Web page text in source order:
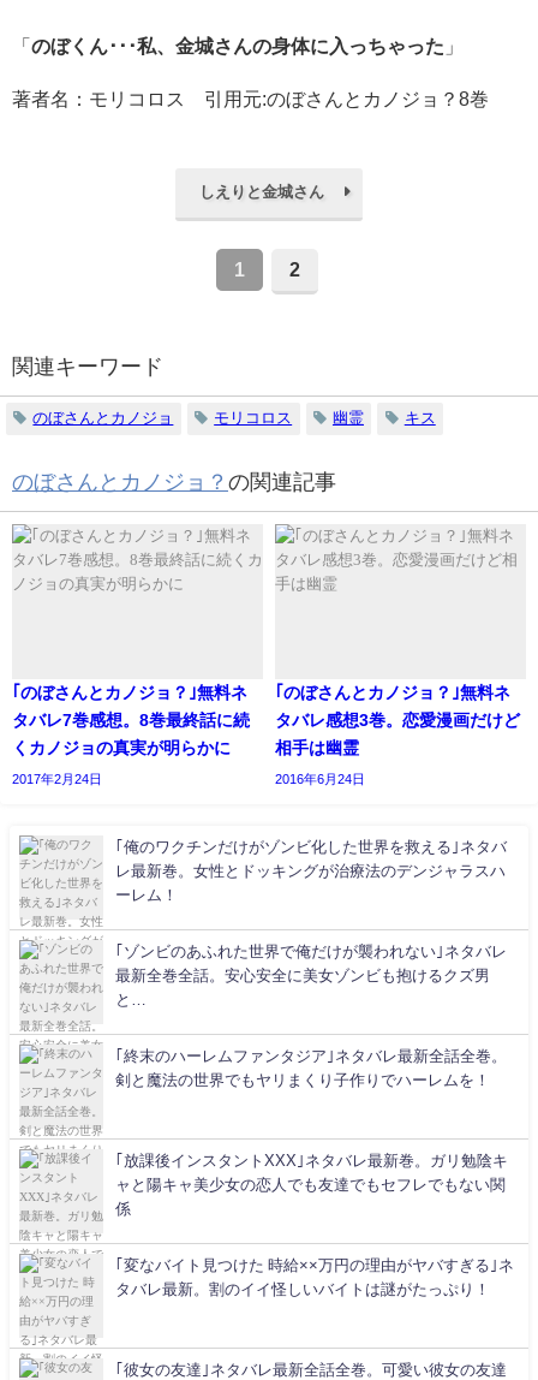
「 のぼくん･･･私、金城さんの身体に入っちゃった 」
著者名：モリコロス 引用元:のぼさんとカノジョ？8巻
しえりと金城さん
1 2
関連キーワード
のぼさんとカノジョ モリコロス 幽霊 キス
のぼさんとカノジョ？ の関連記事
｢のぼさんとカノジョ？｣無料ネ
タバレ7巻感想。8巻最終話に続
くカノジョの真実が明らかに
2017年2月24日
｢のぼさんとカノジョ？｣無料ネ
タバレ感想3巻。恋愛漫画だけど
相手は幽霊
2016年6月24日
｢俺のワクチンだけがゾンビ化した世界を救える｣ネタバ
レ最新巻。女性とドッキングが治療法のデンジャラスハ
ーレム！
｢ゾンビのあふれた世界で俺だけが襲われない｣ネタバレ
最新全巻全話。安心安全に美女ゾンビも抱けるクズ男
と…
｢終末のハーレムファンタジア｣ネタバレ最新全話全巻。
剣と魔法の世界でもヤリまくり子作りでハーレムを！
｢放課後インスタントXXX｣ネタバレ最新巻。ガリ勉陰キ
ャと陽キャ美少女の恋人でも友達でもセフレでもない関
係
｢変なバイト見つけた 時給××万円の理由がヤバすぎる｣ネ
タバレ最新。割のイイ怪しいバイトは謎がたっぷり！
｢彼女の友達｣ネタバレ最新全話全巻。可愛い彼女の友達